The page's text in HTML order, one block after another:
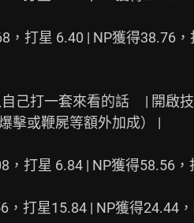
，打星 6.40 | NP獲得38.76
己打一套來看的話     | 開啟
擊或鞭屍等額外加成） |
，打星 6.84 | NP獲得58.56，
，打星15.84 | NP獲得24.44